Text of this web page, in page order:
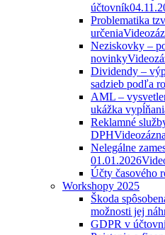
účtovník
Problematika
určenia
Neziskovky –
novinky
Dividendy –
sadzieb podľa
AML –
ukážka
Reklamné
DPH
Nelegálne
01.01.2026
Účty časového
Workshopy 2025
Škoda
možnosti jej
GDPR v